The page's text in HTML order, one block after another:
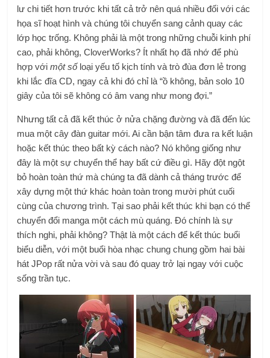
lư chi tiết hơn trước khi tất cả trở nên quá nhiều đối với các
họa sĩ hoạt hình và chúng tôi chuyển sang cảnh quay các
lớp học trống. Không phải là một trong những chuỗi kinh phí
cao, phải không, CloverWorks? Ít nhất họ đã nhớ để phù
hợp vớimột sốloại yếu tố kịch tính và trò đùa đơn lẻ trong
khi lắc đĩa CD, ngay cả khi đó chỉ là “ồ không, bản solo 10
giây của tôi sẽ không có âm vang như mong đợi.”
Nhưng tất cả đã kết thúc ở nửa chặng đường và đã đến lúc
mua một cây đàn guitar mới. Ai cần bận tâm đưa ra kết luận
hoặc kết thúc theo bất kỳ cách nào? Nó không giống như
đây là một sự chuyển thể hay bất cứ điều gì. Hãy đột ngột
bỏ hoàn toàn thứ mà chúng ta đã dành cả tháng trước để
xây dựng một thứ khác hoàn toàn trong mười phút cuối
cùng của chương trình. Tại sao phải kết thúc khi bạn có thể
chuyển đổi manga một cách mù quáng. Đó chính là sự
thích nghi, phải không? Thật là một cách để kết thúc buổi
biểu diễn, với một buổi hòa nhạc chung chung gồm hai bài
hát JPop rất nửa vời và sau đó quay trở lại ngay với cuộc
sống trần tục.